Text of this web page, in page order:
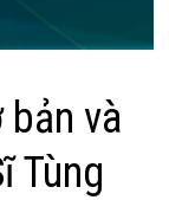
và
Tùng